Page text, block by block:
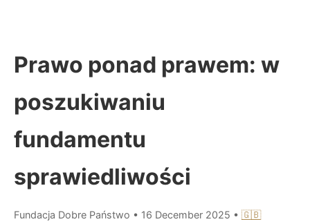
Prawo ponad prawem: w
poszukiwaniu
fundamentu
sprawiedliwości
Fundacja Dobre Państwo • 16 December 2025 • 🇬🇧